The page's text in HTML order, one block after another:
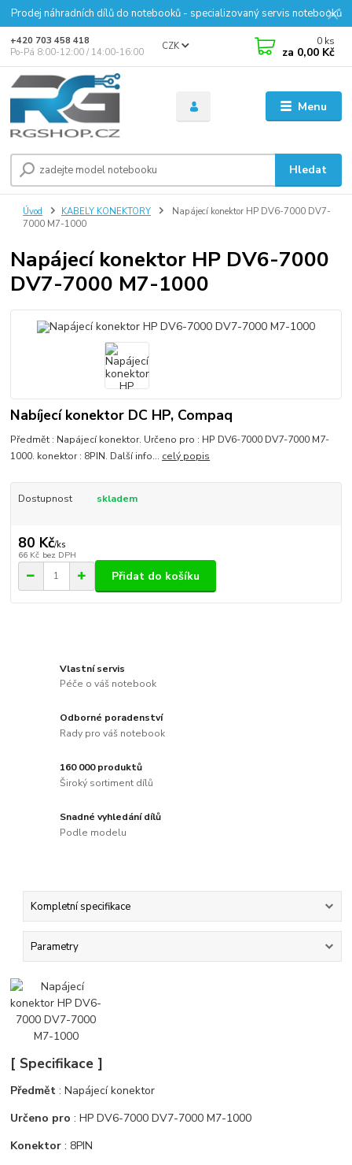
Prodej náhradních dílů do notebooků - specializovaný servis notebooků
Menu
CZK
Hledat
+420 703 458 418
Po-Pá 8:00-12:00 / 14:00-16:00
0 ks
za 0,00 Kč
Úvod KABELY KONEKTORY
Napájecí konektor HP DV6-7000 DV7-
7000 M7-1000
Napájecí konektor HP DV6-7000
DV7-7000 M7-1000
Nabíjecí konektor DC HP, Compaq
Předmět : Napájecí konektor. Určeno pro : HP DV6-7000 DV7-7000 M7-
1000. konektor : 8PIN. Další info... celý popis
Dostupnost skladem
80 Kč/ks
66 Kč bez DPH
Přidat do košíku
Vlastní servis
Péče o váš notebook
Odborné poradenství
Rady pro váš notebook
160 000 produktů
Široký sortiment dílů
Snadné vyhledání dílů
Podle modelu
Kompletní specifikace
Parametry
[ Specifikace ]
Předmět : Napájecí konektor
Určeno pro : HP DV6-7000 DV7-7000 M7-1000
Konektor : 8PIN